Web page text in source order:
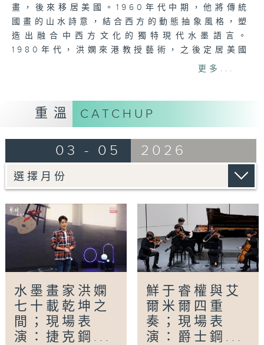
畫，後來移居美國。1960年代中期，他將傳統
國畫的山水詩意，結合西方的動態抽象風格，塑
造出融合中西方文化的獨特現代水墨語言。
1980年代，洪嫻來港教授藝術，之後定居美國
德州。亞洲協會香港中心現正舉行回顧展《洪
現場表演：捷克鋼琴家塞美拿
萊比錫巴赫大賽冠軍，之前亦已贏得多項國際大
獎，並曾與多個著名管弦樂團合作演出，包括布
爾諾愛樂樂團、布拉格交響樂團等。早前四月他
再度來港，為港大繆思鋼琴桂冠系列的獨奏會演
出。
[巴赫：D大調第四號組曲；利蓋蒂：第五鋼琴練
習曲，彩虹]
由2010年開始，《藝坊星期天》與大家走過十
們的作品，展現香港的藝術文化面貌，更帶來精
彩的現場表演。
《藝坊星期天》至此要暫告一段落。無論你喜歡
欣賞抑或自己創作，都希望你繼續讓藝術走入你
更多...
重溫 CATCHUP
03 - 05 2026
水墨畫家洪嫻
七十載乾坤之
間；現場表
演：捷克鋼...
鮮于睿權與艾
爾米爾四重
奏；現場表
演：爵士鋼...